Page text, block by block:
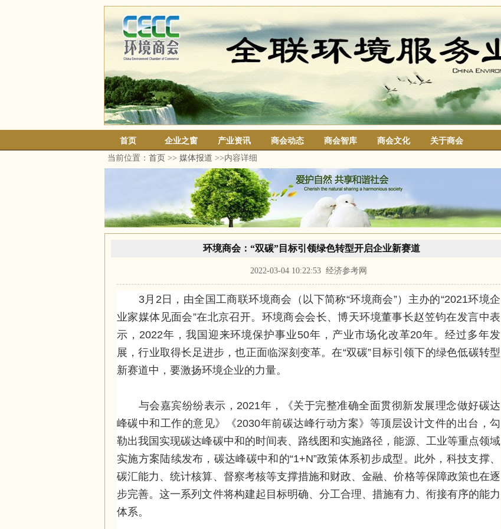
首页 企业之窗 产业资讯 商会动态 商会智库 商会文化 关于商会
当前位置： 首页 >> 媒体报道 >>内容详细
环境商会：“双碳”目标引领绿色转型开启企业新赛道
2022-03-04 10:22:53 经济参考网
3月2日，由全国工商联环境商会（以下简称“环境商会”）主办的“2021环境企
业家媒体见面会”在北京召开。环境商会会长、博天环境董事长赵笠钧在发言中表
示，2022年，我国迎来环境保护事业50年，产业市场化改革20年。经过多年发
展，行业取得长足进步，也正面临深刻变革。在“双碳”目标引领下的绿色低碳转型
新赛道中，要激扬环境企业的力量。
与会嘉宾纷纷表示，2021年，《关于完整准确全面贯彻新发展理念做好碳达
峰碳中和工作的意见》《2030年前碳达峰行动方案》等顶层设计文件的出台，勾
勒出我国实现碳达峰碳中和的时间表、路线图和实施路径，能源、工业等重点领域
实施方案陆续发布，碳达峰碳中和的“1+N”政策体系初步成型。此外，科技支撑、
碳汇能力、统计核算、督察考核等支撑措施和财政、金融、价格等保障政策也在逐
步完善。这一系列文件将构建起目标明确、分工合理、措施有力、衔接有序的能力
体系。